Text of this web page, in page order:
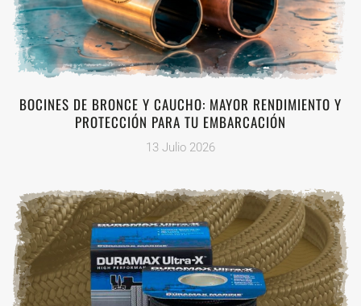
BOCINES DE BRONCE Y CAUCHO: MAYOR RENDIMIENTO Y
PROTECCIÓN PARA TU EMBARCACIÓN
13 Julio 2026